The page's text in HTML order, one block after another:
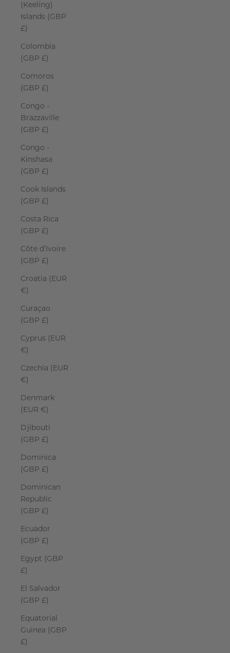
(Keeling)
Islands (GBP
£)
Colombia
(GBP £)
Comoros
(GBP £)
Congo -
Brazzaville
(GBP £)
Congo -
Kinshasa
(GBP £)
Cook Islands
(GBP £)
Costa Rica
(GBP £)
Côte d’Ivoire
(GBP £)
Croatia (EUR
€)
Curaçao
(GBP £)
Cyprus (EUR
€)
Czechia (EUR
€)
Denmark
(EUR €)
Djibouti
(GBP £)
Dominica
(GBP £)
Dominican
Republic
(GBP £)
Ecuador
(GBP £)
Egypt (GBP
£)
El Salvador
(GBP £)
Equatorial
Guinea (GBP
£)